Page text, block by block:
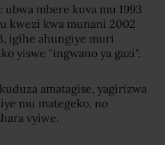
mbere kuva mu 1993
kwezi kwa munani 2002
igihe ahungiye muri
yiswe "ingwano ya gazi".
amatagise, yagirizwa
mu mategeko, no
vyiwe.